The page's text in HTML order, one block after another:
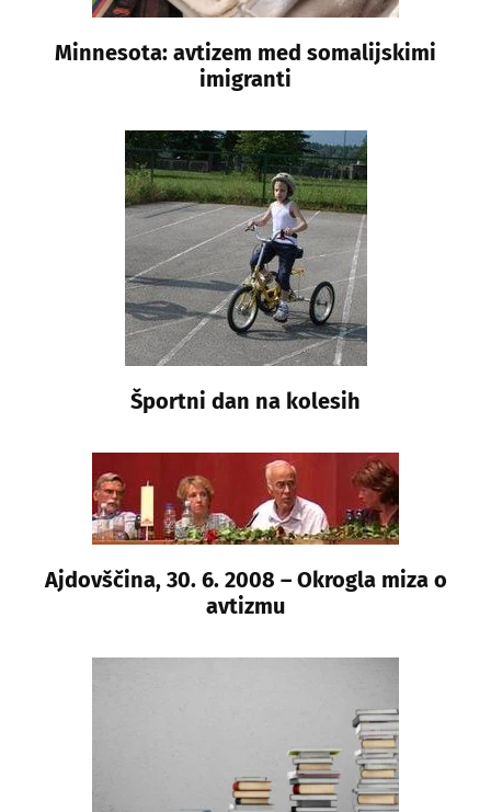
Minnesota: avtizem med somalijskimi
imigranti
Športni dan na kolesih
Ajdovščina, 30. 6. 2008 – Okrogla miza o
avtizmu